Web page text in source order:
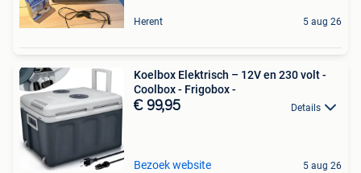
Herent 5 aug 26
Koelbox Elektrisch – 12V en 230 volt -
Coolbox - Frigobox -
€ 99,95 Details
Bezoek website 5 aug 26